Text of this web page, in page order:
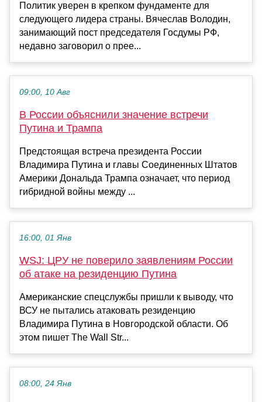
Политик уверен в крепком фундаменте для
следующего лидера страны. Вячеслав Володин,
занимающий пост председателя Госдумы РФ,
недавно заговорил о прее...
09:00, 10 Авг
В России объяснили значение встречи
Путина и Трампа
Предстоящая встреча президента России
Владимира Путина и главы Соединенных Штатов
Америки Дональда Трампа означает, что период
гибридной войны между ...
16:00, 01 Янв
WSJ: ЦРУ не поверило заявлениям России
об атаке на резиденцию Путина
Американские спецслужбы пришли к выводу, что
ВСУ не пытались атаковать резиденцию
Владимира Путина в Новгородской области. Об
этом пишет The Wall Str...
08:00, 24 Янв